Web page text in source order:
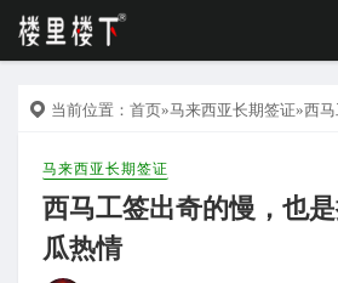
当前位置： 首页»马来西亚长期签证»西马工
马来西亚长期签证
西马工签出奇的慢，也
瓜热情